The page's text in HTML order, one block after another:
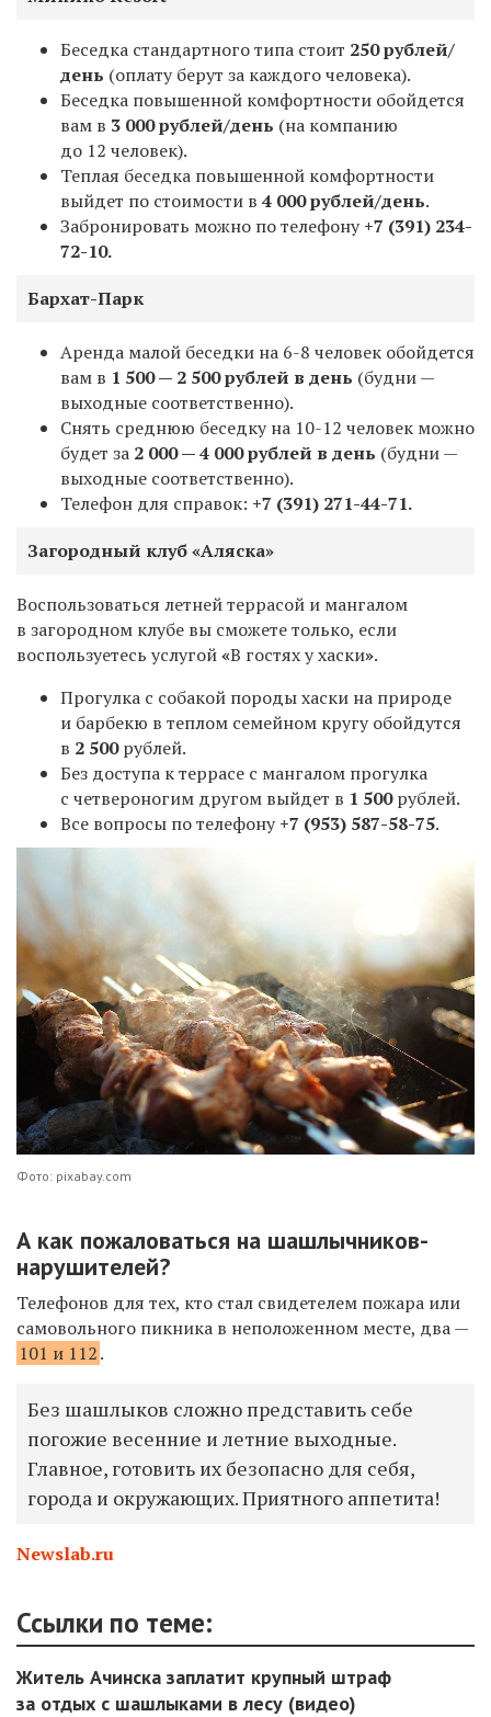
Беседка стандартного типа стоит 250 рублей/
день (оплату берут за каждого человека).
Беседка повышенной комфортности обойдется
вам в 3 000 рублей/день (на компанию
до 12 человек).
Теплая беседка повышенной комфортности
выйдет по стоимости в 4 000 рублей/день.
Забронировать можно по телефону +7 (391) 234-
72-10.
Бархат-Парк
Аренда малой беседки на 6-8 человек обойдется
вам в 1 500— 2 500 рублей в день (будни —
выходные соответственно).
Снять среднюю беседку на 10-12 человек можно
будет за 2 000—4 000 рублей в день (будни —
выходные соответственно).
Телефон для справок: +7 (391) 271-44-71.
Загородный клуб «Аляска»
Воспользоваться летней террасой и мангалом
в загородном клубе вы сможете только, если
воспользуетесь услугой«В гостях у хаски».
Прогулка с собакой породы хаски на природе
и барбекю в теплом семейном кругу обойдутся
в 2 500рублей.
Без доступа к террасе с мангалом прогулка
с четвероногим другом выйдет в 1 500рублей.
Все вопросы по телефону+7 (953) 587-58-75.
Фото: pixabay.com
А как пожаловаться на шашлычников-
нарушителей?
Телефонов для тех, кто стал свидетелем пожара или
самовольного пикника в неположенном месте, два —
101 и 112.
Без шашлыков сложно представить себе
погожие весенние и летние выходные.
Главное, готовить их безопасно для себя,
города и окружающих. Приятного аппетита!
Newslab.ru
Ссылки по теме:
Житель Ачинска заплатит крупный штраф
за отдых с шашлыками в лесу (видео)